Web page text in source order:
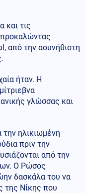
και τις
από την ασυνήθιστη
ήταν. Η
γλώσσας και
ηλικιωμένη
πριν την
από την
Ο Ρώσος
δασκάλα του να
της Νίκης που